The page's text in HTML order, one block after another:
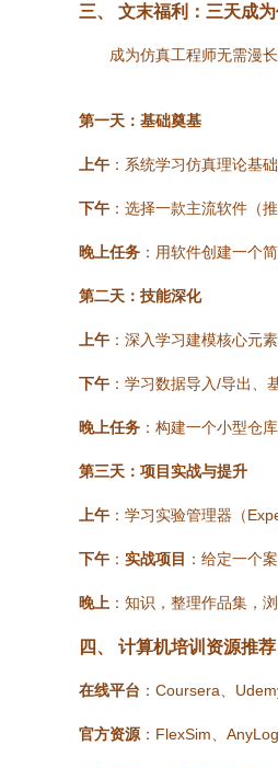
三、 文末福利：三天成
成为仿真工程师无需漫
第一天：基础奠基
上午 ：系统学习仿真理论基
下午 ：选择一款主流软件（
晚上任务 ：用软件创建一个
第二天：技能深化
上午 ：深入学习建模核心元
下午 ：学习数据导入/导出、
晚上任务 ：构建一个小型仓
第三天：项目实战与提升
上午 ：学习实验管理器（
下午 ： 实战项目 ：给定一个
晚上 ：知识，整理作品集，
四、 计算机培训资源推荐
在线平台 ：Coursera、
官方资源 ：FlexSim、